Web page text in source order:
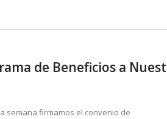
de Beneficios a
semana firmamos el convenio de